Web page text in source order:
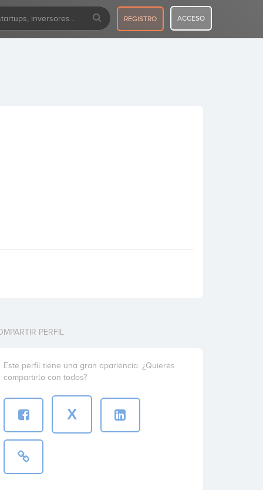
REGISTRO ACCESO
PERFIL
Este perfil tiene una gran apariencia. ¿Quieres
compartirlo con todos?
X